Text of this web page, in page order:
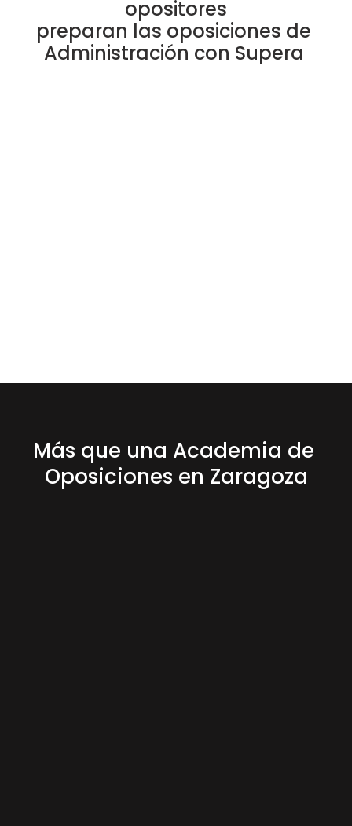
opositores
preparan las oposiciones de
Administración con Supera
Más que una Academia de
Oposiciones en Zaragoza